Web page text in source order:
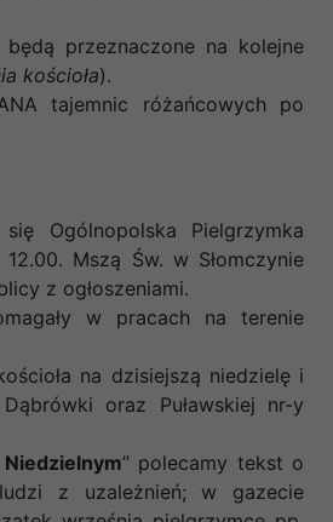
będą przeznaczone na kolejne
kościoła).
tajemnic różańcowych po
Ogólnopolska Pielgrzymka
Mszą Św. w Słomczynie
z ogłoszeniami.
w pracach na terenie
na dzisiejszą niedzielę i
oraz Puławskiej nr-y
” polecamy tekst o
z uzależnień; w gazecie